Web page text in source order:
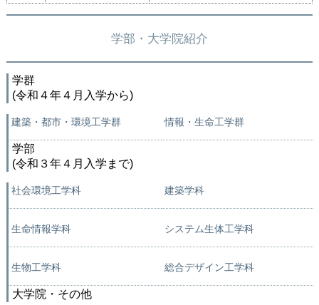
学部・大学院紹介
学群
(令和４年４月入学から)
建築・都市・環境工学群 情報・生命工学群
学部
(令和３年４月入学まで)
社会環境工学科 建築学科
生命情報学科 システム生体工学科
生物工学科 総合デザイン工学科
大学院・その他